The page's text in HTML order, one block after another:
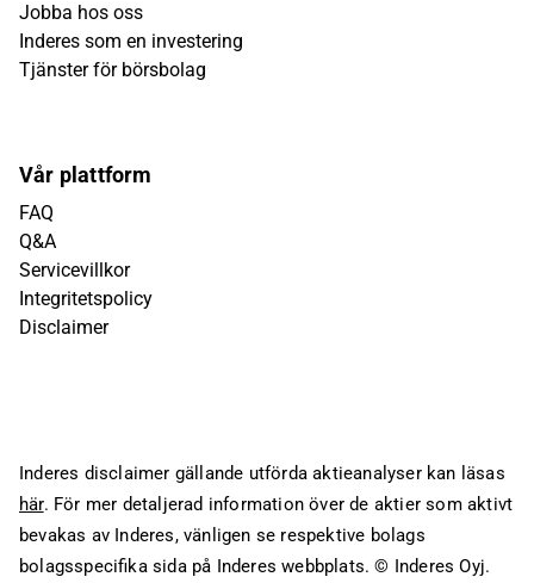
Jobba hos oss
Inderes som en investering
Tjänster för börsbolag
Vår plattform
FAQ
Q&A
Servicevillkor
Integritetspolicy
Disclaimer
Inderes disclaimer gällande utförda aktieanalyser kan läsas
här. För mer detaljerad information över de aktier som aktivt
bevakas av Inderes, vänligen se respektive bolags
bolagsspecifika sida på Inderes webbplats. © Inderes Oyj.